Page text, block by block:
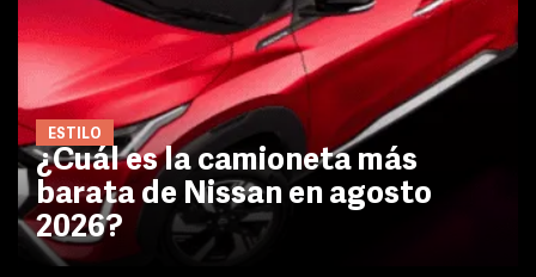
ESTILO
¿Cuál es la camioneta más
barata de Nissan en agosto
2026?